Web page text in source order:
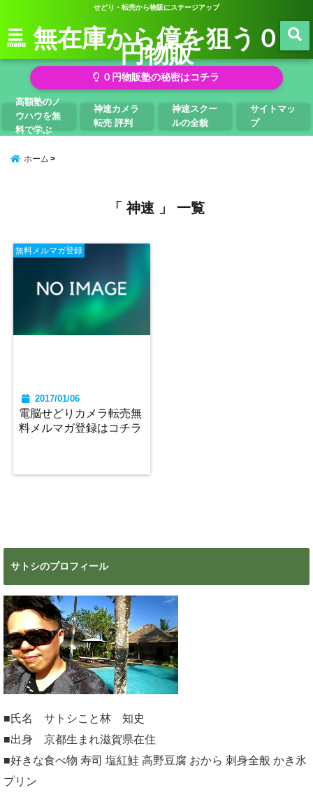
せどり・転売から物販にステージアップ
menu 無在庫から億を狙う０
円物販
０円物販塾の秘密はコチラ
高額塾のノ
ウハウを無
料で学ぶ
神速カメラ
転売 評判
神速スクー
ルの全貌
サイトマッ
プ
ホーム
「 神速 」 一覧
無料メルマガ登録
2017/01/06
電脳せどりカメラ転売無
料メルマガ登録はコチラ
サトシのプロフィール
■氏名 サトシこと林 知史
■出身 京都生まれ滋賀県在住
■好きな食べ物 寿司 塩紅鮭 高野豆腐 おから 刺身全般 かき氷
プリン